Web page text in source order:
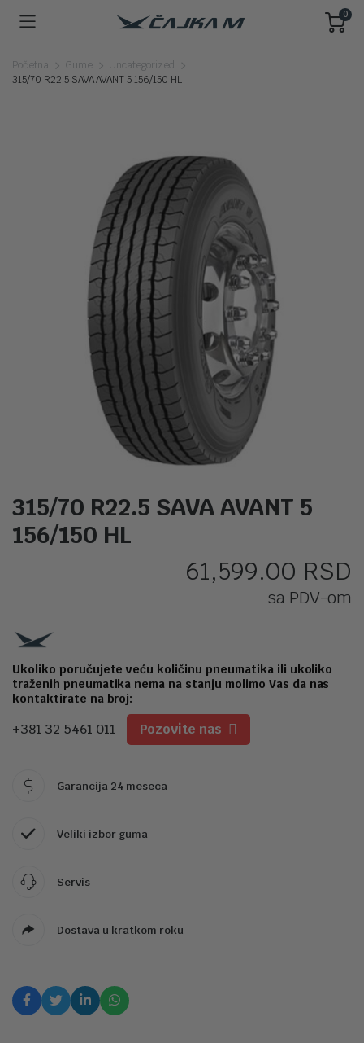
0
Početna Gume
Uncategorized
315/70 R22.5 SAVA AVANT 5 156/150 HL
315/70 R22.5 SAVA AVANT 5
156/150 HL
61,599.00 RSD
sa PDV-om
Ukoliko poručujete veću količinu pneumatika ili ukoliko
traženih pneumatika nema na stanju molimo Vas da nas
kontaktirate na broj:
+381 32 5461 011 Pozovite nas
Garancija 24 meseca
Veliki izbor guma
Servis
Dostava u kratkom roku